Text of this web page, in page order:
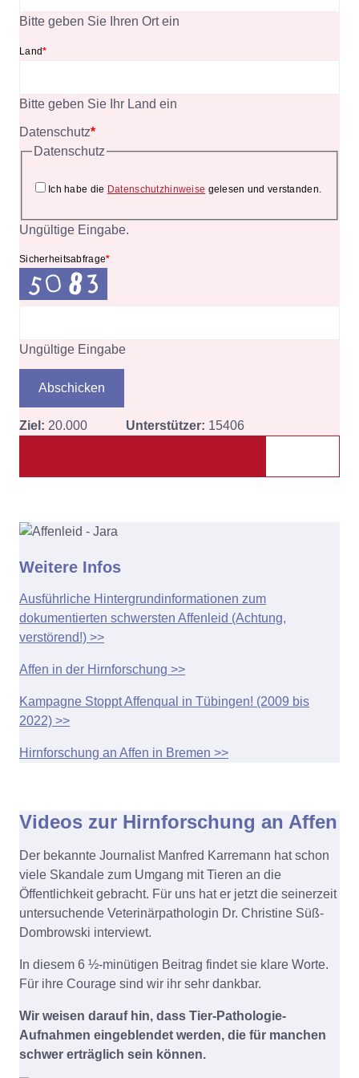
Bitte geben Sie Ihren Ort ein
Land*
Bitte geben Sie Ihr Land ein
Datenschutz*
Datenschutz
Ich habe die Datenschutzhinweise gelesen und verstanden.
Ungültige Eingabe.
Sicherheitsabfrage*
Ungültige Eingabe
Abschicken
Ziel: 20.000 Unterstützer: 15406
Weitere Infos
Ausführliche Hintergrundinformationen zum
dokumentierten schwersten Affenleid (Achtung,
verstörend!) >>
Affen in der Hirnforschung >>
Kampagne Stoppt Affenqual in Tübingen! (2009 bis
2022) >>
Hirnforschung an Affen in Bremen >>
Videos zur Hirnforschung an Affen
Der bekannte Journalist Manfred Karremann hat schon
viele Skandale zum Umgang mit Tieren an die
Öffentlichkeit gebracht. Für uns hat er jetzt die seinerzeit
untersuchende Veterinärpathologin Dr. Christine Süß-
Dombrowski interviewt.
In diesem 6 ½-minütigen Beitrag findet sie klare Worte.
Für ihre Courage sind wir ihr sehr dankbar.
Wir weisen darauf hin, dass Tier-Pathologie-
Aufnahmen eingeblendet werden, die für manchen
schwer erträglich sein können.